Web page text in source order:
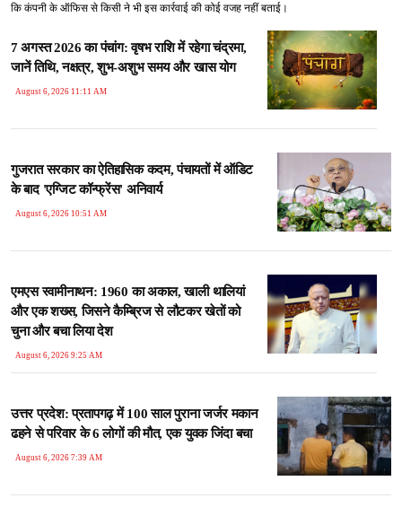
कि कंपनी के ऑफिस से किसी ने भी इस कार्रवाई की कोई वजह नहीं बताई।
7 अगस्त 2026 का पंचांग: वृषभ राशि में रहेगा चंद्रमा,
जानें तिथि, नक्षत्र, शुभ-अशुभ समय और खास योग
August 6, 2026 11:11 AM
गुजरात सरकार का ऐतिहासिक कदम, पंचायतों में ऑडिट
के बाद 'एग्जिट कॉन्फ्रेंस' अनिवार्य
August 6, 2026 10:51 AM
एमएस स्वामीनाथन: 1960 का अकाल, खाली थालियां
और एक शख्स, जिसने कैम्ब्रिज से लौटकर खेतों को
चुना और बचा लिया देश
August 6, 2026 9:25 AM
उत्तर प्रदेश: प्रतापगढ़ में 100 साल पुराना जर्जर मकान
ढहने से परिवार के 6 लोगों की मौत, एक युवक जिंदा बचा
August 6, 2026 7:39 AM